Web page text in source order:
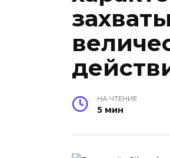
НА ЧТЕНИЕ
5 мин